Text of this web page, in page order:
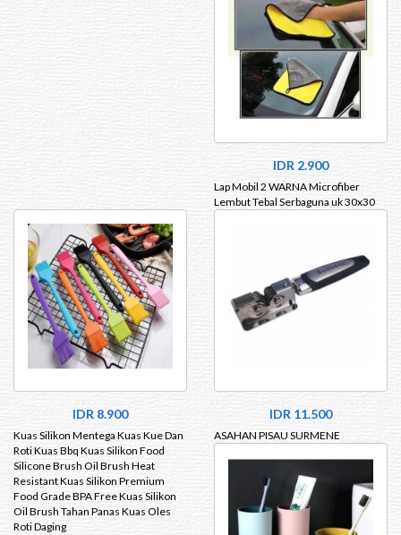
IDR 2.900
Lap Mobil 2 WARNA Microfiber
Lembut Tebal Serbaguna uk 30x30
IDR 8.900
Kuas Silikon Mentega Kuas Kue Dan
Roti Kuas Bbq Kuas Silikon Food
Silicone Brush Oil Brush Heat
Resistant Kuas Silikon Premium
Food Grade BPA Free Kuas Silikon
Oil Brush Tahan Panas Kuas Oles
Roti Daging
IDR 11.500
ASAHAN PISAU SURMENE